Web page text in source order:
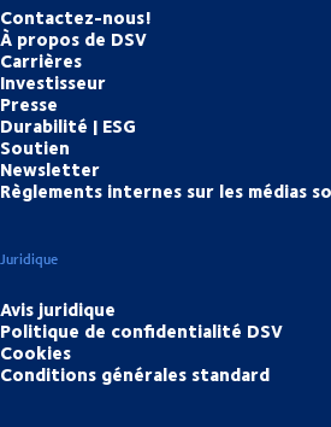
Contactez-nous!
À propos de DSV
Carrières
Investisseur
Presse
Durabilité | ESG
Soutien
Newsletter
Règlements internes sur les médias
Juridique
Avis juridique
Politique de confidentialité DSV
Cookies
Conditions générales standard